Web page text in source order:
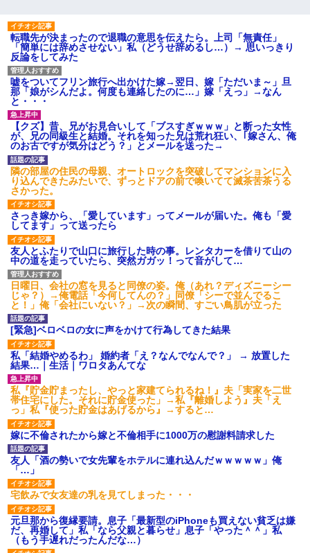
嫁が新婚当時の不倫を自白し
てきた。娘は相手の子かもしれ
ないそうで俺と娘が他人なら男
女の関係になるかもしれないと
不安だったそうで…
私「新婦さんって、あのお店
の人…？」友人「え？」→結婚
式の会場でまさかの人物に気づ
いてしまい…
【衝撃】 日本人「家が何千万
円もするのは狂ってる」大工
「はぁ？じゃ自分で作ってみろ
よ」→結果ｗｗｗｗｗｗ
夫「嫁がメシマズで困ってる
んだよ。毎日つれーわｗ」義両
親「なに！食べに行く！」夫
「いや、そんな事しなくていい
からｗ」→ある日、私の作った
ご...
もう先が長くないと20代で宣
告された友達A。「会いに来てほ
しい」と言うので彼女の好きな
もの沢山もっていったんだけ
ど、なんとBが手渡した物は…
ハードオフに売っていた4万
4000円のフィギュアがヤバすぎ
るｗｗｗｗｗｗ「こんな高い
の？ｗｗ」「逆に超安い」
私「ちょっと、人の家の金庫
触らないでよ！」キチママ『そ
こに金庫があったから、開けて
みようとしただけ☆』義兄「泥
は出てけ！二度と来るな！」結
果・・・
私「初めて飲む味だけどなん
のお茶？」彼「ちっ！」私「」
【GIF】JSのカンチョーワロ
タ
後続車にクラクションを鳴ら
され彼氏が逆切れ。「何クラク
ション鳴らしてんだ！降りてこ
いよ！」と怒鳴りだし...
【衝撃】報酬100万円超の治験
募集がこちらｗｗｗｗｗ(※画像
あり)
【ネット騒然】惨殺されたタ
ワマン頂き女子のこの動画、す
げえええええｗｗｗｗｗｗｗｗ
ｗｗｗ
「ありがとう」と言わない
「お食い初めなんて俺になん
談で言ったのに本気に取られて
離婚を言い渡された
彼女と結婚の話をしていた時
【闇】『強度行動障害』の女
の子、自分をグーパンしまくる
幼稚な義弟夫婦が大嫌い。低
って太ってるし。義母にベタベ
タ甘えて「ジュース飲みた～
い」何かあるとすぐ「親に言い
主な税金の成り立ちを調べて
みたよ
転職先が決まったので退職の意思を伝えたら。上司「無責任」
「簡単には辞めさせない」私（どうせ辞めるし…）→ 思いっきり
反論をしてみた
嘘をついてフリン旅行へ出かけた嫁→翌日、嫁「ただいま～」旦
那「娘がシんだよ。何度も連絡したのに…」嫁「えっ」→なん
と・・・
【クズ】昔、兄がお見合いして「ブスすぎｗｗｗ」と断った女性
が、兄の同級生と結婚。それを知った兄は荒れ狂い、｢嫁さん、俺
のお古ですが気分はどう？」とメールを送った→
隣の部屋の住民の母親、オートロックを突破してマンションに入
り込んできたみたいで、ずっとドアの前で喚いてて滅茶苦茶うる
さかった。
さっき嫁から、「愛しています」ってメールが届いた。俺も「愛
してます」って送ったら
友人とふたりで山口に旅行した時の事。レンタカーを借りて山の
中の道を走っていたら、突然ガガッ！って音がして…
日曜日、会社の窓を見ると同僚の姿。俺（あれ？ディズニーシー
じゃ？）→俺電話「今何してんの？」同僚「シーで並んでるこ
と！」俺「会社にいない？」→次の瞬間、すごい鳥肌が立った
[緊急]ベロベロの女に声をかけて行為してきた結果
私「結婚やめるわ」 婚約者「え？なんでなんで？」 → 放置した
結果…｜生活｜ワロタあんてな
私『貯金貯まったし、やっと家建てられるね！』夫「実家を二世
帯住宅にした。それに貯金使った」→私『離婚しよう』夫「え
っ」私『使った貯金はあげるから』→すると…
嫁に不倫されたから嫁と不倫相手に1000万の慰謝料請求した
友人「酒の勢いで女先輩をホテルに連れ込んだｗｗｗｗｗ」俺
「…」
宅飲みで女友達の乳を見てしまった・・・
元旦那から復縁要請。息子「最新型のiPhoneも買えない貧乏は嫌
だ、再婚して」私「なら父親と暮らせ」息子「やった＾＾」私
（もう手遅れだったんだな…）